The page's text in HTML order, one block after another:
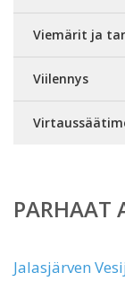
Viemärit ja
Viilennys
PARHAAT
Jalasjärven